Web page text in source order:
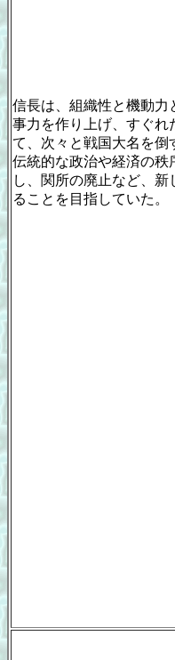
信長は、組織性と機動力
事力を作り上げ、すぐれ
て、次々と戦国大名を倒
伝統的な政治や経済の秩
し、関所の廃止など、新
ることを目指していた。